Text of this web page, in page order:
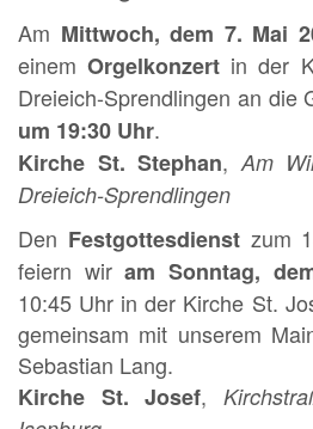
Am Mittwoch, dem 7. Mai
einemOrgelkonzert in der
Dreieich-Sprendlingen an die
um 19:30 Uhr.
Kirche St. Stephan, Am
Dreieich-Sprendlingen
Den Festgottesdienstzum
feiern wiram Sonntag,
10:45 Uhr in der Kirche St.
gemeinsam mit unserem
Sebastian Lang.
Kirche St. Josef,